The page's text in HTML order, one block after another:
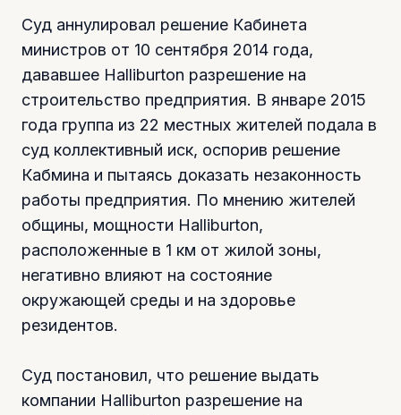
Суд аннулировал решение Кабинета
министров от 10 сентября 2014 года,
дававшее Halliburton разрешение на
строительство предприятия. В январе 2015
года группа из 22 местных жителей подала в
суд коллективный иск, оспорив решение
Кабмина и пытаясь доказать незаконность
работы предприятия. По мнению жителей
общины, мощности Halliburton,
расположенные в 1 км от жилой зоны,
негативно влияют на состояние
окружающей среды и на здоровье
резидентов.
Суд постановил, что решение выдать
компании Halliburton разрешение на